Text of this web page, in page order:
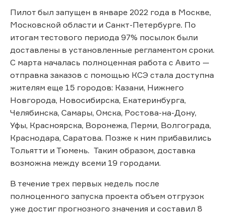
Пилот был запущен в январе 2022 года в Москве,
Московской области и Санкт-Петербурге. По
итогам тестового периода 97% посылок были
доставлены в установленные регламентом сроки.
С марта началась полноценная работа с Авито —
отправка заказов с помощью КСЭ стала доступна
жителям еще 15 городов: Казани, Нижнего
Новгорода, Новосибирска, Екатеринбурга,
Челябинска, Самары, Омска, Ростова-на-Дону,
Уфы, Красноярска, Воронежа, Перми, Волгограда,
Краснодара, Саратова. Позже к ним прибавились
Тольятти и Тюмень. Таким образом, доставка
возможна между всеми 19 городами.
В течение трех первых недель после
полноценного запуска проекта объем отгрузок
уже достиг прогнозного значения и составил 8